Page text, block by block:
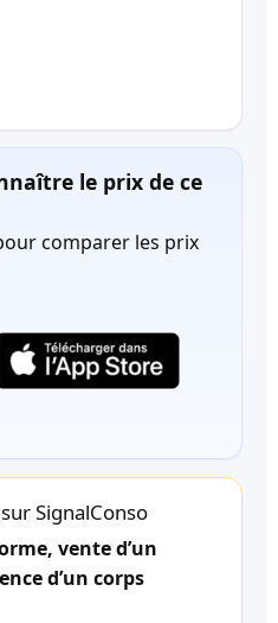
le prix de ce
comparer les prix
SignalConso
vente d’un
d’un corps